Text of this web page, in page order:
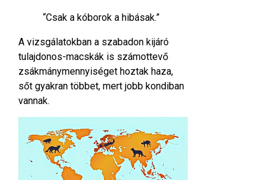
“Csak a kóborok a hibásak.”
A vizsgálatokban a szabadon kijáró
tulajdonos-macskák is számottevő
zsákmánymennyiséget hoztak haza,
sőt gyakran többet, mert jobb kondiban
vannak.